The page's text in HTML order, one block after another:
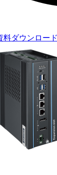
料ダウンロード